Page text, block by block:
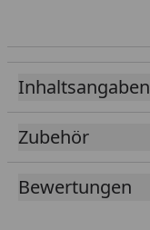
Inhaltsangaben
Zubehör
Bewertungen